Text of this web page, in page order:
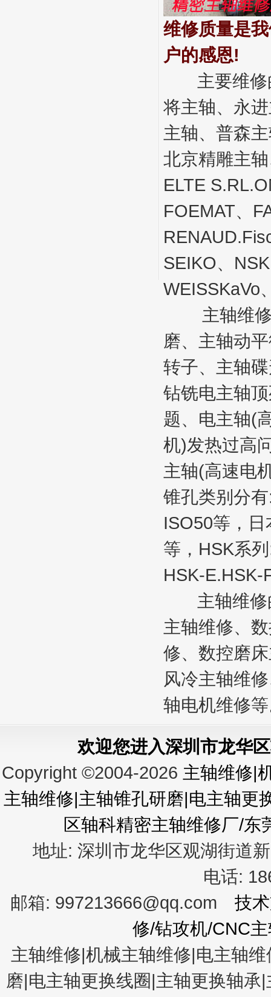
维修质量是
户的感恩!
主要维修
将主轴、永
主轴、普森
北京精雕主
ELTE
FOEMAT、
SEIKO、
WEISSKaVo
主轴维修
磨、主轴动
转子、主轴
钻铣电主轴
题、电主轴(
机)发热过高
主轴(高速电
锥孔类别分
ISO50等，
等，HSK系
HSK-E.HSK-
主轴维修
主轴维修、
修、数控磨
风冷主轴维
轴电机维修
欢迎您进入深圳市龙华
Copyright ©2004-2026 主轴维修|
主轴维修|主轴锥孔研磨|电主轴更
区轴科精密主轴维修厂/东
地址: 深圳市龙华区观湖街
电话:
邮箱: 997213666@qq.com 技
修/钻攻机/CNC
主轴维修|机械主轴维修|电主轴
磨|电主轴更换线圈|主轴更换轴